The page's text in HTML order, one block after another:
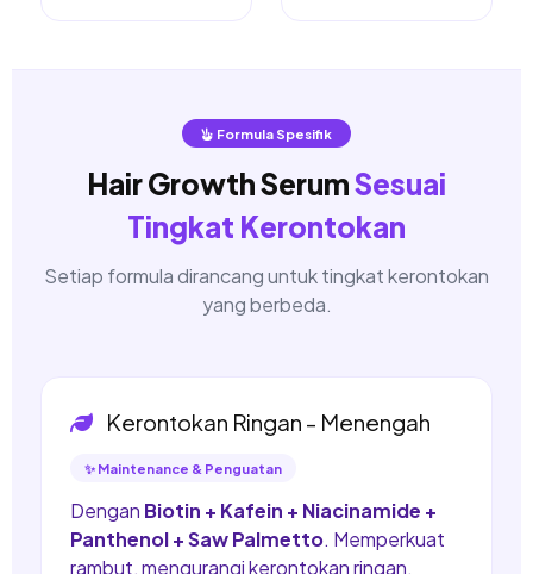
Formula Spesifik
Hair Growth SerumSesuai
Tingkat Kerontokan
Setiap formula dirancang untuk tingkat kerontokan
yang berbeda.
Kerontokan Ringan - Menengah
✨ Maintenance & Penguatan
Dengan Biotin + Kafein + Niacinamide +
Panthenol + Saw Palmetto. Memperkuat
rambut, mengurangi kerontokan ringan.